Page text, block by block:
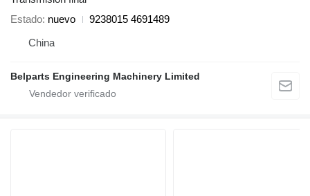
Estado nuevo
9238015 4691489
China
Belparts Engineering Machinery Limited